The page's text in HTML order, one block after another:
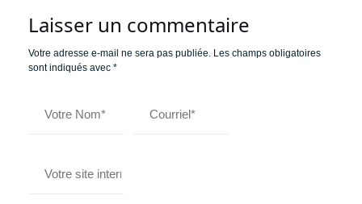
Laisser un commentaire
Votre adresse e-mail ne sera pas publiée. Les champs obligatoires
sont indiqués avec *